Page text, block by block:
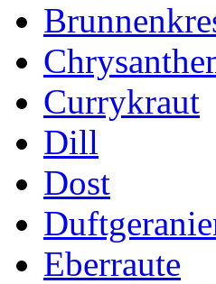
Currykraut
Dill
Dost
Eberraute